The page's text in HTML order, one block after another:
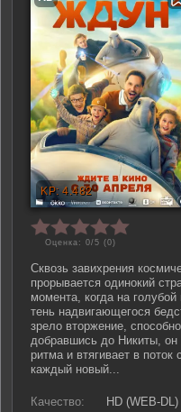
Оценка: 0/5 (0)
Сквозь завихрения
прорывается одинокий
момента, когда на
тень надвигающегося
зрело вторжение,
добравшись до Никиты, он
ритма и втягивает в
каждый новый...
Качество:
HD (WEB-DL)